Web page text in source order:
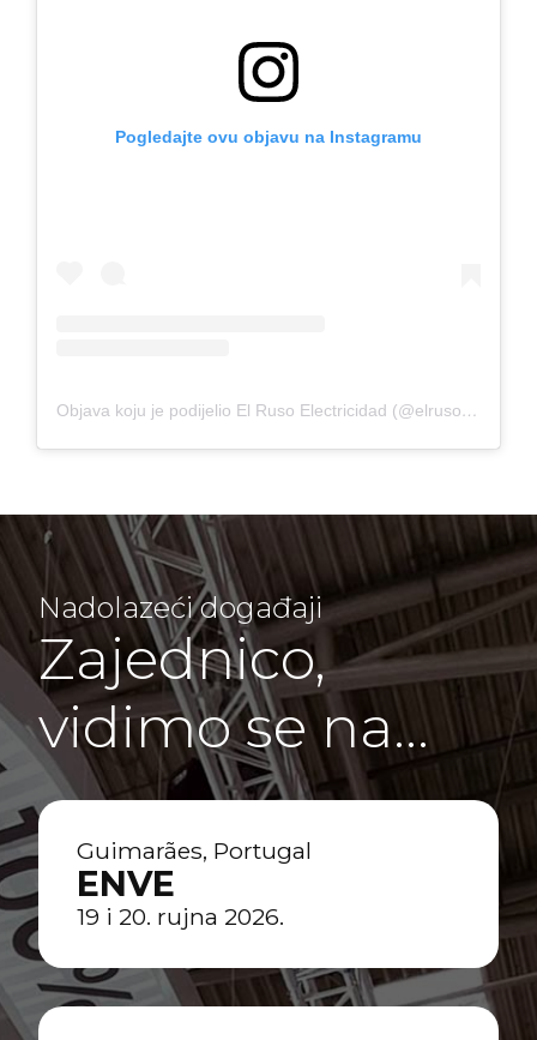
Pogledajte ovu objavu na Instagramu
Objava koju je podijelio El Ruso Electricidad (@elrusoelectricidad)
Nadolazeći događaji
Zajednico,
vidimo se na…
Guimarães, Portugal
ENVE
19 i 20. rujna 2026.